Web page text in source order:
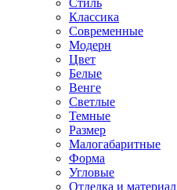
Стиль
Классика
Современные
Модерн
Цвет
Белые
Венге
Светлые
Темные
Размер
Малогабаритные
Форма
Угловые
Отделка и материал